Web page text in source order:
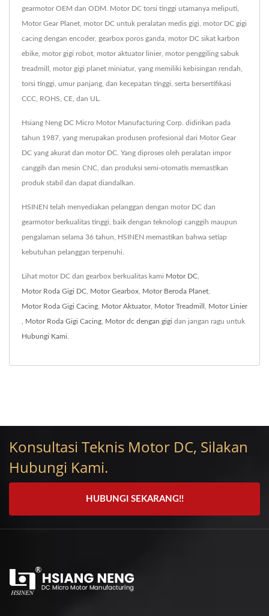
gearmotor OEM dan ODM. Motor DC torsi tinggi utamanya meliputi,
Motor Gear Planet, motor DC untuk peralatan medis gigi, motor DC gigi
cacing dengan encoder, gearbox poros ganda, motor DC sikat karbon
ebike, motor gigi robot, motor aktuator linier, motor penggiling sabuk
treadmill, motor gigi planet miniatur, yang memiliki kebisingan rendah,
torsi tinggi, umur panjang, dan kecepatan tinggi, serta bersertifikasi
CCC, ROHS, CE, dan UL.
Hsiang Neng DC Micro Motor Manufacturing Corp. didirikan pada
tahun 1987, yang merupakan produsen profesional dari Motor Gear
DC yang akurat dan motor DC. Yang diproses oleh peralatan impor
canggih dan mesin CNC, dan produksi semi-otomatis memastikan
produk stabil dan dapat diandalkan.
HSINEN telah menyediakan pelanggan dengan motor DC dan
gearmotor berkualitas tinggi, baik dengan teknologi canggih maupun
pengalaman selama 36 tahun, HSINEN memastikan bahwa setiap
kebutuhan pelanggan terpenuhi.
Lihat motor DC dan gearbox berkualitas kami Motor DC
Motor Roda Gigi DC Motor Gearbox Motor Beroda Planet
Motor Roda Gigi Cacing Motor Aktuator, Motor Treadmill Motor Linier
Motor Roda Gigi Cacing Motor dc dengan gigi dan jangan ragu untuk
Hubungi Kami
Konsultasi Teknis Motor DC, Silakan
Hubungi Kami.
HUBUNGI SEKARANG!!